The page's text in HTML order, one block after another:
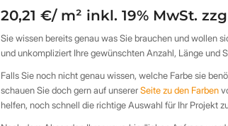
20,21 €/ m² inkl. 19% MwSt.
Sie wissen bereits genau was Sie brauchen und wollen
und unkompliziert Ihre gewünschten Anzahl, Länge und
Falls Sie noch nicht genau wissen, welche Farbe sie
schauen Sie doch gern auf unsererSeite zu den Farben
helfen, noch schnell die richtige Auswahl für Ihr Projekt